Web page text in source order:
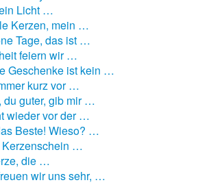
Licht …
Kerzen, mein …
Tage, das ist …
feiern wir …
Geschenke ist kein …
kurz vor …
du guter, gib mir …
wieder vor der …
Beste! Wieso? …
Kerzenschein …
die …
wir uns sehr, …